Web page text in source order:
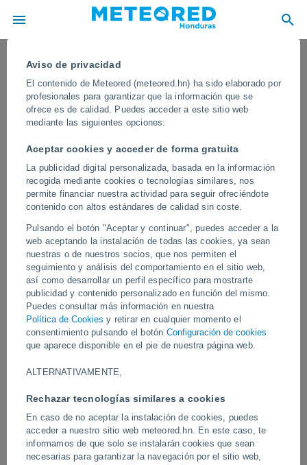
Aviso de privacidad
El contenido de Meteored (meteored.hn) ha sido elaborado por
profesionales para garantizar que la información que se
ofrece es de calidad. Puedes acceder a este sitio web
mediante las siguientes opciones:
Aceptar cookies y acceder de forma gratuita
La publicidad digital personalizada, basada en la información
recogida mediante cookies o tecnologías similares, nos
permite financiar nuestra actividad para seguir ofreciéndote
contenido con altos estándares de calidad sin coste.
Pulsando el botón "Aceptar y continuar", puedes acceder a la
web aceptando la instalación de todas las cookies, ya sean
nuestras o de nuestros socios, que nos permiten el
seguimiento y análisis del comportamiento en el sitio web,
así como desarrollar un perfil específico para mostrarte
publicidad y contenido personalizado en función del mismo.
Puedes consultar más información en nuestra
Política de Cookies y retirar en cualquier momento el
consentimiento pulsando el botón Configuración de cookies
que aparece disponible en el pie de nuestra página web.
ALTERNATIVAMENTE,
Rechazar tecnologías similares a cookies
En caso de no aceptar la instalación de cookies, puedes
acceder a nuestro sitio web meteored.hn. En este caso, te
informamos de que solo se instalarán cookies que sean
necesarias para garantizar la navegación por el sitio web,
¡Captan una impresionante aurora
desde la Estación Espacial
Internacional! El astronauta Jonny
Kim grabó el fenómeno desde el
espacio
El fenómeno fue visible durante una reciente tormenta
geomagnética, un espectáculo natural visto desde el espacio.
Hace 5 minutos